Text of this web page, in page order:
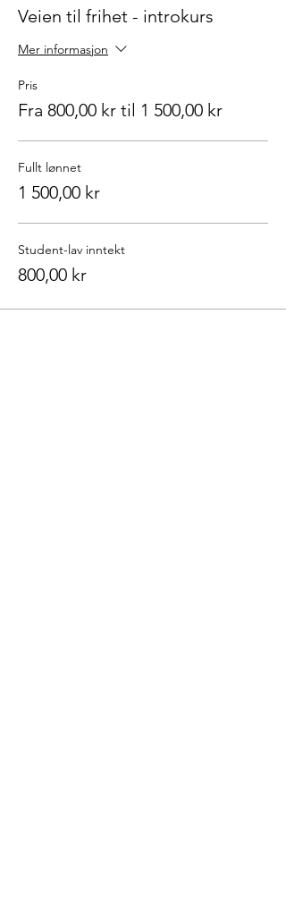
Veien til frihet - introkurs
Mer informasjon
Pris
Fra 800,00 kr til 1 500,00 kr
Fullt lønnet
1 500,00 kr
Student-lav inntekt
800,00 kr